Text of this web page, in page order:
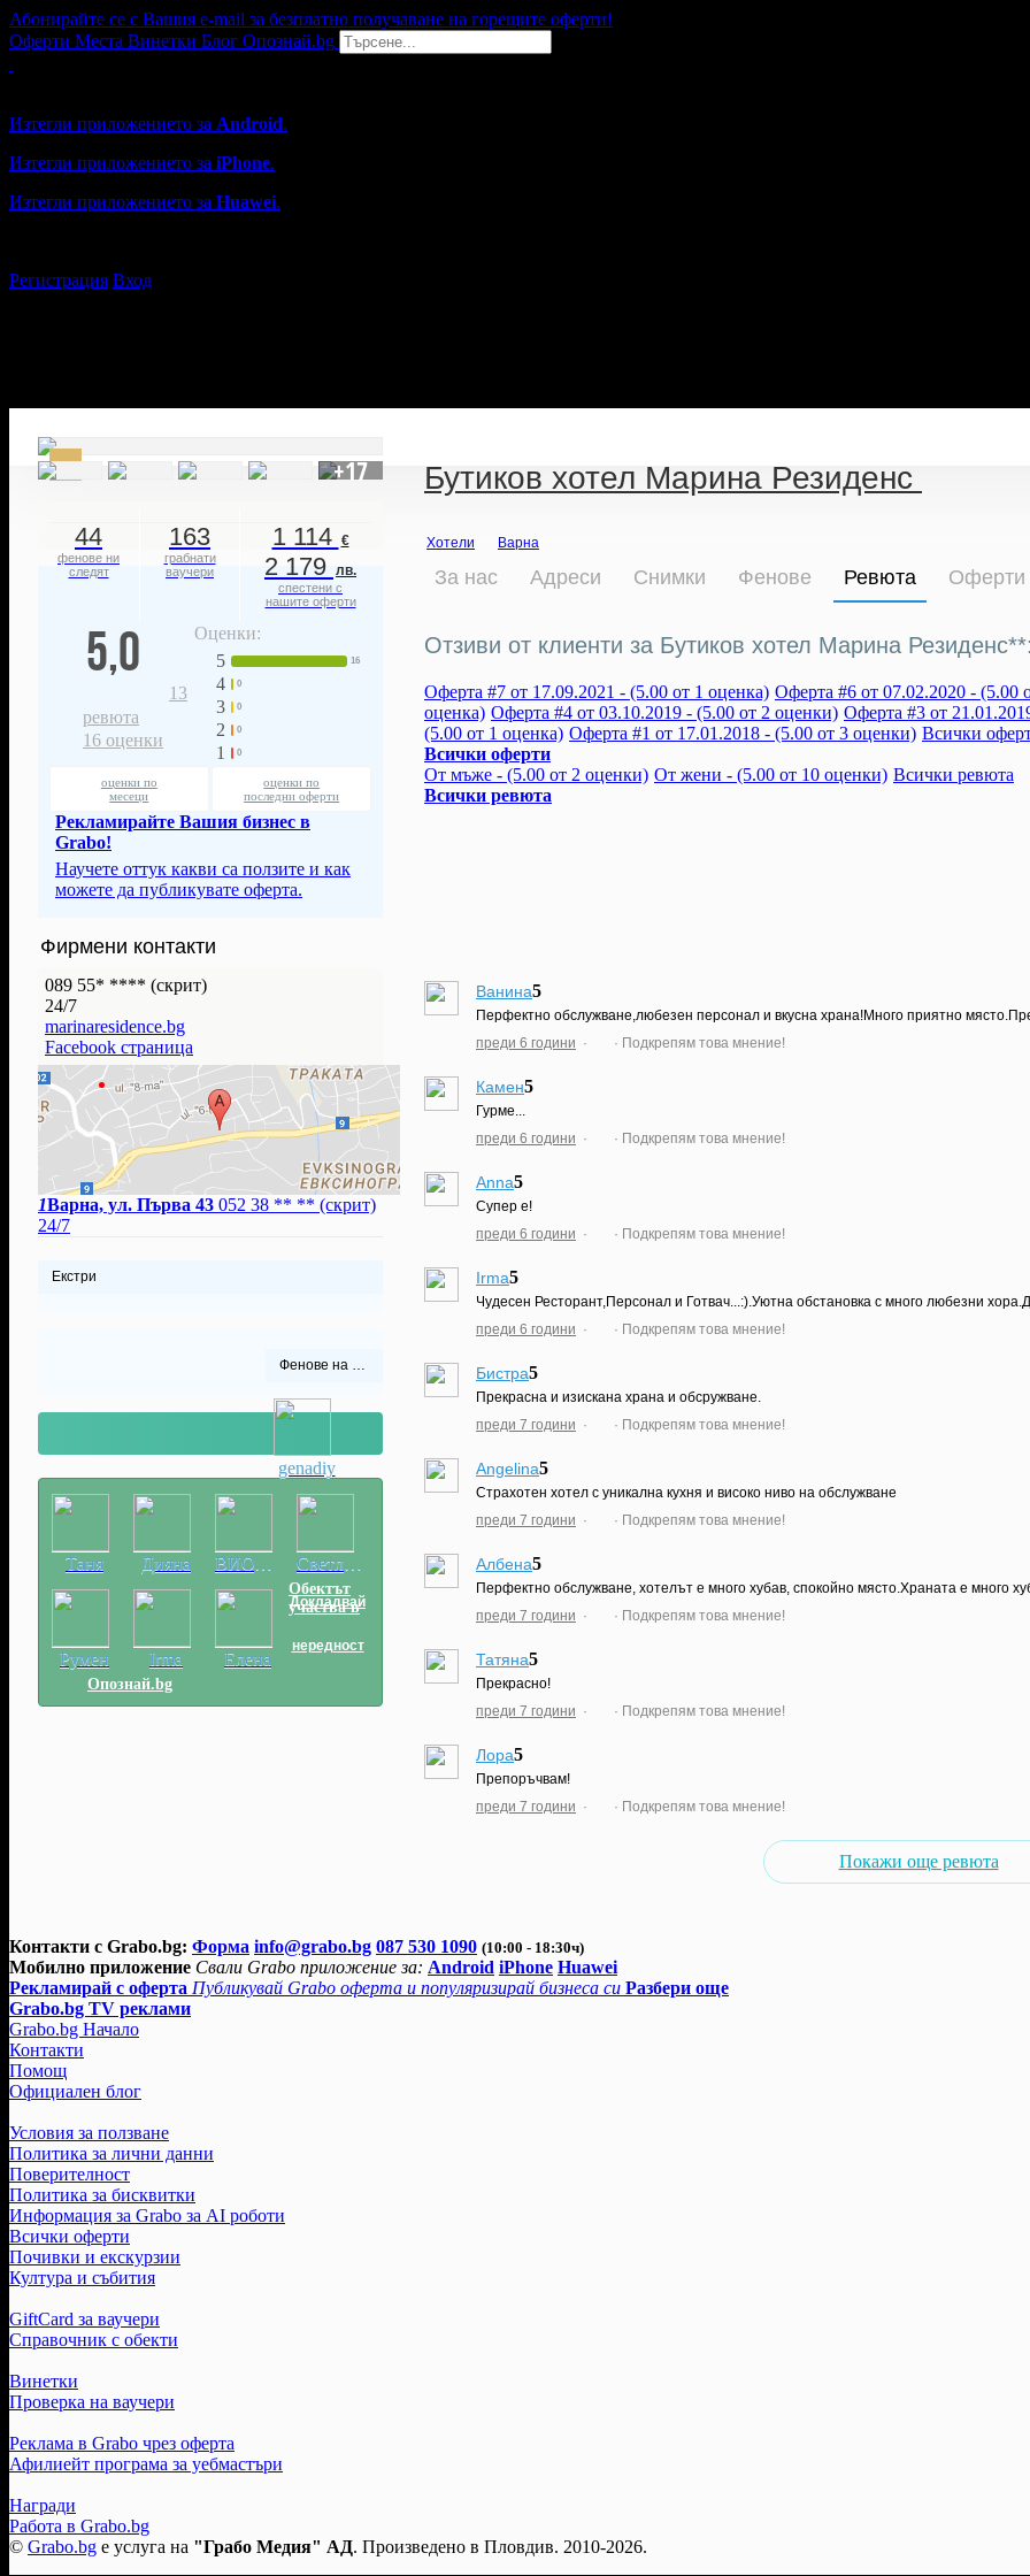
Абонирайте се с Вашия e-mail за безплатно получаване на горещите оферти!
Оферти Места Винетки Блог Опознай.bg
Изтегли приложението за Android.
Изтегли приложението за iPhone.
Изтегли приложението за Huawei.
Регистрация Вход
+17
44
фенове ни
следят
163
грабнати
ваучери
1 114 €
2 179 лв.
спестени с
нашите оферти
5,0
13
ревюта
16 оценки
Оценки:
5
16
4 0
3 0
2 0
1 0
оценки по
месеци
оценки по
последни оферти
Рекламирайте Вашия бизнес в
Grabo!
Научете оттук какви са ползите и как
можете да публикувате оферта.
Фирмени контакти
089 55* **** (скрит)
24/7
marinaresidence.bg
Facebook страница
1Варна, ул. Първа 43 052 38 ** ** (скрит)
24/7
Екстри
Фенове на Бутиков хотел Марина Резиденс**
genadiy
Таня Дияна ВИОЛЕТА Светлана
Румен Irma Елена
Докладвай
нередност
Обектът
участва в
Опознай.bg
Бутиков хотел Марина Резиденс
Хотели Варна
За нас Адреси Снимки Фенове Ревюта Оферти
Отзиви от клиенти за Бутиков хотел Марина Резиденс**:
Оферта #7 от 17.09.2021 - (5.00 от 1 оценка) Оферта #6 от 07.02.2020 - (5.00
оценка) Оферта #4 от 03.10.2019 - (5.00 от 2 оценки) Оферта #3 от
(5.00 от 1 оценка) Оферта #1 от 17.01.2018 - (5.00 от 3 оценки) Всички
Всички оферти
От мъже - (5.00 от 2 оценки) От жени - (5.00 от 10 оценки) Всички ревюта
Всички ревюта
Ванина5
Перфектно обслужване,любезен персонал и вкусна храна!Много приятно
преди 6 години · · Подкрепям това мнение!
Камен5
Гурме...
преди 6 години · · Подкрепям това мнение!
Anna5
Супер е!
преди 6 години · · Подкрепям това мнение!
Irma5
Чудесен Ресторант,Персонал и Готвач...:).Уютна обстановка с много любезни
преди 6 години · · Подкрепям това мнение!
Бистра5
Прекрасна и изискана храна и обсружване.
преди 7 години · · Подкрепям това мнение!
Angelina5
Страхотен хотел с уникална кухня и високо ниво на обслужване
преди 7 години · · Подкрепям това мнение!
Албена5
Перфектно обслужване, хотелът е много хубав, спокойно място.Храната е много
преди 7 години · · Подкрепям това мнение!
Татяна5
Прекрасно!
преди 7 години · · Подкрепям това мнение!
Лора5
Препоръчвам!
преди 7 години · · Подкрепям това мнение!
Покажи още ревюта
Контакти с Grabo.bg: Форма info@grabo.bg 087 530 1090 (10:00 - 18:30ч)
Мобилно приложение Свали Grabo приложение за: Android iPhone Huawei
Рекламирай с оферта Публикувай Grabo оферта и популяризирай бизнеса си Разбери още
Grabo.bg TV реклами
Grabo.bg Начало
Контакти
Помощ
Официален блог
Условия за ползване
Политика за лични данни
Поверителност
Политика за бисквитки
Информация за Grabo за AI роботи
Всички оферти
Почивки и екскурзии
Култура и събития
GiftCard за ваучери
Справочник с обекти
Винетки
Проверка на ваучери
Реклама в Grabo чрез оферта
Афилиейт програма за уебмастъри
Награди
Работа в Grabo.bg
© Grabo.bg е услуга на "Грабо Медия" АД. Произведено в Пловдив. 2010-2026.